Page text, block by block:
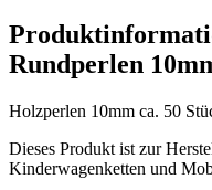
Rundperlen
Holzperlen 10mm ca. 50
Dieses Produkt ist zur
Kinderwagenketten und